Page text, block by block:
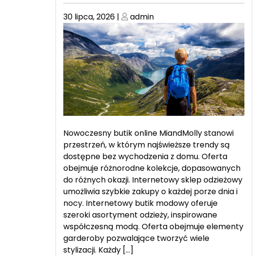
Posted
on
30 lipca, 2026 | Posted
on
admin
Nowoczesny butik online MiandMolly stanowi
przestrzeń, w którym najświeższe trendy są
dostępne bez wychodzenia z domu. Oferta
obejmuje różnorodne kolekcje, dopasowanych
do różnych okazji. Internetowy sklep odzieżowy
umożliwia szybkie zakupy o każdej porze dnia i
nocy. Internetowy butik modowy oferuje
szeroki asortyment odzieży, inspirowane
współczesną modą. Oferta obejmuje elementy
garderoby pozwalające tworzyć wiele
stylizacji. Każdy […]